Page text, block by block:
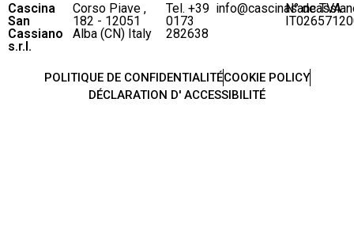
Cascina
San
Cassiano
s.r.l.
Corso Piave ,
182 - 12051
Alba (CN) Italy
Tel. +39
0173
282638
N° de TVA
POLITIQUE DE CONFIDENTIALITÉCOOKIE POLICY
DÉCLARATION D' ACCESSIBILITÉ